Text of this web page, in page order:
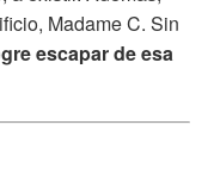
Madame C. Sin
escapar de esa